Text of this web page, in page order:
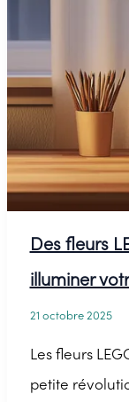
matériaux
automnaux
Des fleurs
illuminer
21 octobre 2025
Les fleurs
petite